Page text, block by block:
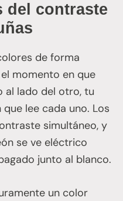
del contraste
de forma
momento en que
al lado del otro, tu
lee cada uno. Los
simultáneo, y
se ve eléctrico
junto al blanco.
un color